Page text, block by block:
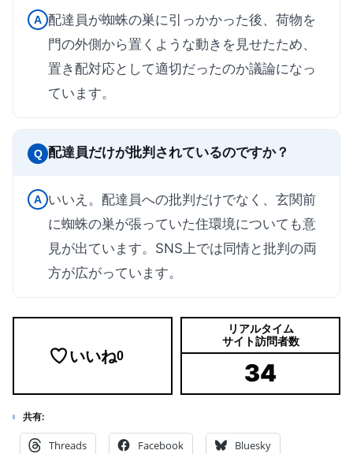
A 配達員が蜘蛛の巣に引っかかった後、荷物を
門の外側から置くような動きを見せたため、
置き配対応として適切だったのか議論になっ
ています。
Q 配達員だけが批判されているのですか？
A いいえ。配達員への批判だけでなく、玄関前
に蜘蛛の巣が張っていた住環境についても意
見が出ています。SNS上では同情と批判の両
方が広がっています。
いいね0
リアルタイム
サイト訪問者数
34
共有:
Threads Facebook Bluesky